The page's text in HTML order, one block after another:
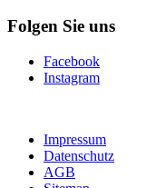
Folgen Sie uns
Facebook
Instagram
Impressum
Datenschutz
AGB